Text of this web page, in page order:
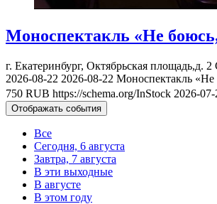
Моноспектакль «Не
г. Екатеринбург, Октябрьская площадь,д. 2
2026-08-22 2026-08-22 Моноспектакль
750 RUB https://schema.org/InStock 2026-
Отображать события
Все
Сегодня, 6 августа
Завтра, 7 августа
В эти выходные
В августе
В этом году